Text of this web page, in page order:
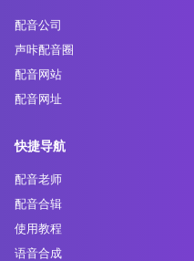
配音公司
声咔配音圈
配音网站
配音网址
快捷导航
配音老师
配音合辑
使用教程
语音合成